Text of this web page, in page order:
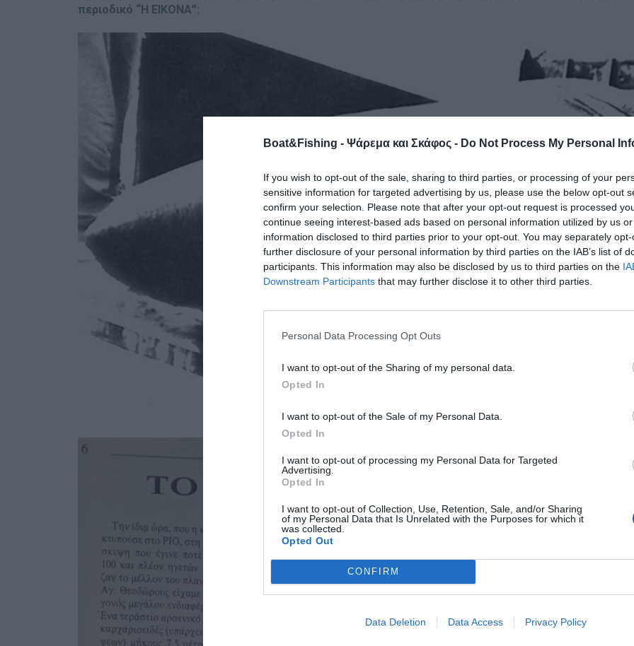
Boat&Fishing - Ψάρεμα και Σκάφος - Do Not Process My Personal
If you wish to opt-out of the sale, sharing to third parties, or processing of your
sensitive information for targeted advertising by us, please use the below opt-out
confirm your selection. Please note that after your opt-out request is processed
continue seeing interest-based ads based on personal information utilized by us
information disclosed to third parties prior to your opt-out. You may separately
further disclosure of your personal information by third parties on the IAB’s list of
participants. This information may also be disclosed by us to third parties on the
Downstream Participants that may further disclose it to other third parties.
Personal Data Processing Opt Outs
I want to opt-out of the Sharing of my personal data.
Opted In
I want to opt-out of the Sale of my Personal Data.
Opted In
I want to opt-out of processing my Personal Data for Targeted
Advertising.
Opted In
I want to opt-out of Collection, Use, Retention, Sale, and/or Sharing
of my Personal Data that Is Unrelated with the Purposes for which it
was collected.
Opted Out
CONFIRM
Data Deletion Data Access Privacy Policy
περιοδικό “Η ΕΙΚΟΝΑ”: